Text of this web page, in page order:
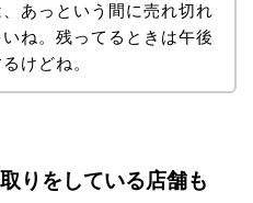
あっという間に売れ切れ
ね。残ってるときは午後
けどね。
りをしている店舗も